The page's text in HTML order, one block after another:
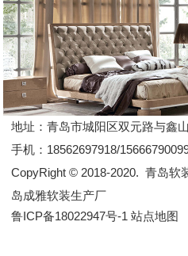
地址：青岛市城阳区双元路与鑫
手机： 18562697918/
CopyRight © 2018-2020.青岛软
岛成雅软装生产厂
鲁ICP备18022947号-1 站点地图